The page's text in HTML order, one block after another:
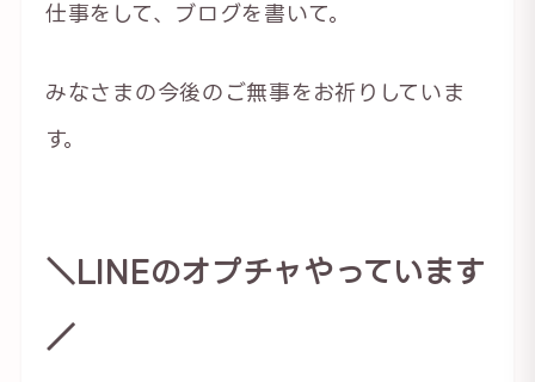
仕事をして、ブログを書いて。
みなさまの今後のご無事をお祈りしていま
す。
＼LINEのオプチャやっています
／